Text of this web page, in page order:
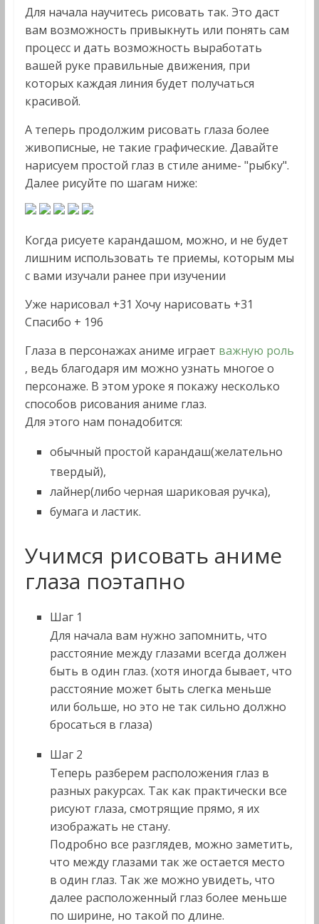
Для начала научитесь рисовать так. Это даст
вам возможность привыкнуть или понять сам
процесс и дать возможность выработать
вашей руке правильные движения, при
которых каждая линия будет получаться
красивой.
А теперь продолжим рисовать глаза более
живописные, не такие графические. Давайте
нарисуем простой глаз в стиле аниме- "рыбку".
Далее рисуйте по шагам ниже:
Когда рисуете карандашом, можно, и не будет
лишним использовать те приемы, которым мы
с вами изучали ранее при изучении
Уже нарисовал +31 Хочу нарисовать +31
Спасибо + 196
Глаза в персонажах аниме играет важную роль
, ведь благодаря им можно узнать многое о
персонаже. В этом уроке я покажу несколько
способов рисования аниме глаз.
Для этого нам понадобится:
обычный простой карандаш(желательно
твердый),
лайнер(либо черная шариковая ручка),
бумага и ластик.
Учимся рисовать аниме
глаза поэтапно
Шаг 1
Для начала вам нужно запомнить, что
расстояние между глазами всегда должен
быть в один глаз. (хотя иногда бывает, что
расстояние может быть слегка меньше
или больше, но это не так сильно должно
бросаться в глаза)
Шаг 2
Теперь разберем расположения глаз в
разных ракурсах. Так как практически все
рисуют глаза, смотрящие прямо, я их
изображать не стану.
Подробно все разглядев, можно заметить,
что между глазами так же остается место
в один глаз. Так же можно увидеть, что
далее расположенный глаз более меньше
по ширине, но такой по длине.